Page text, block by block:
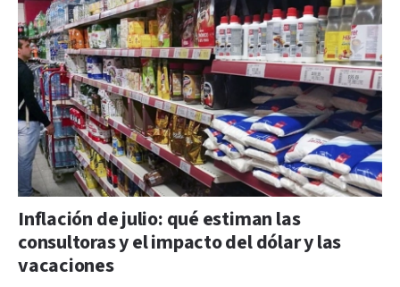
Inflación de julio: qué estiman las
consultoras y el impacto del dólar y las
vacaciones